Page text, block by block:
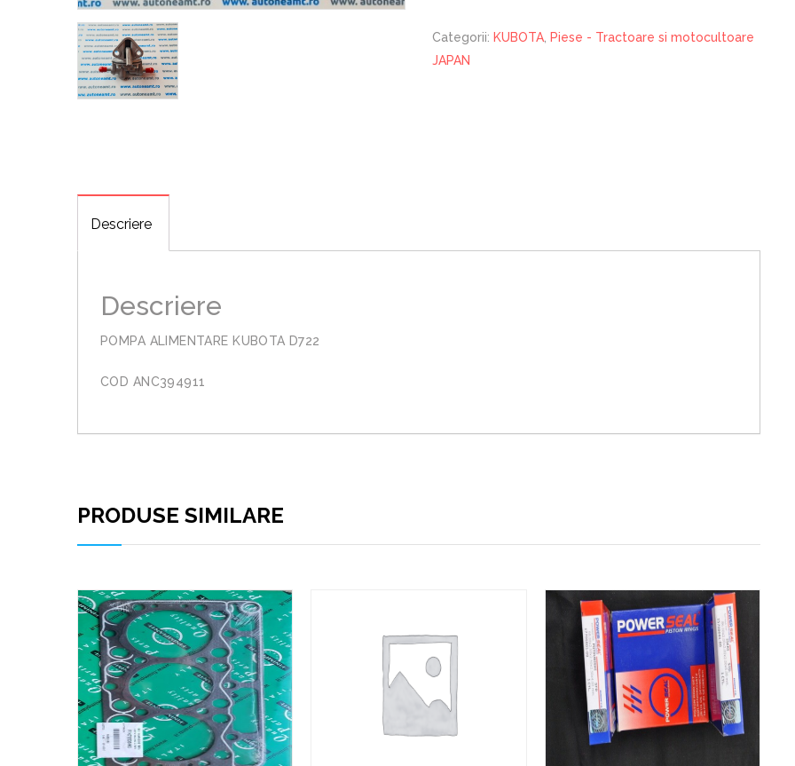
Categorii: KUBOTA Piese - Tractoare si motocultoare
JAPAN
Descriere
Descriere
POMPA ALIMENTARE KUBOTA D722
COD ANC394911
PRODUSE SIMILARE